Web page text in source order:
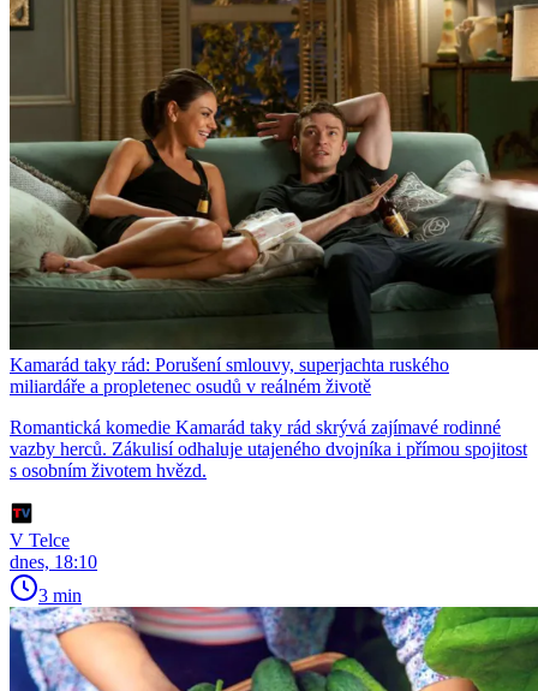
Kamarád taky rád: Porušení smlouvy, superjachta ruského
miliardáře a propletenec osudů v reálném životě
Romantická komedie Kamarád taky rád skrývá zajímavé rodinné
vazby herců. Zákulisí odhaluje utajeného dvojníka i přímou spojitost
s osobním životem hvězd.
V Telce
dnes, 18:10
3 min